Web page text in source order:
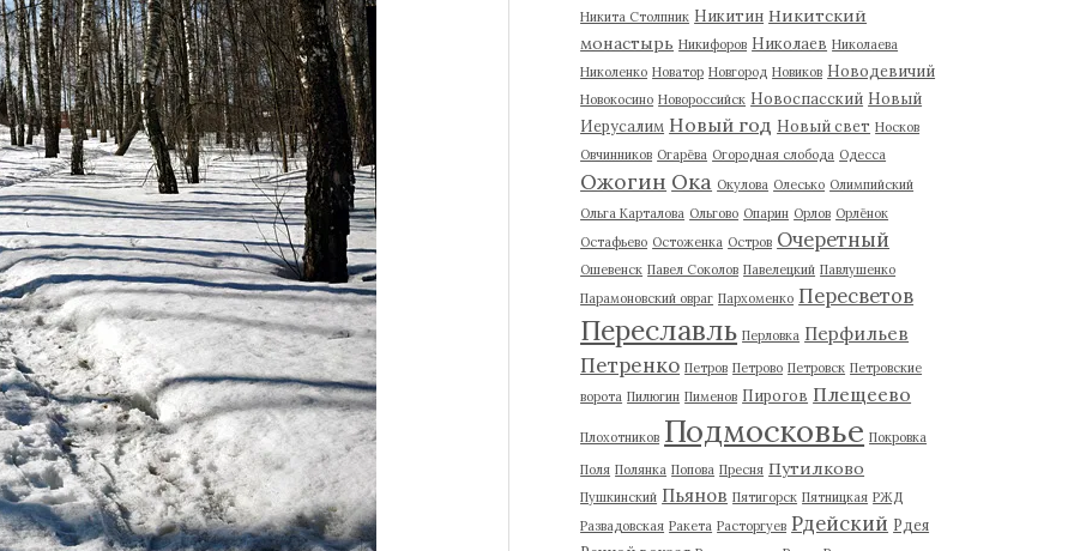
Никита Столпник Никитин Никитский
монастырь Никифоров Николаев Николаева
Николенко Новатор Новгород Новиков Новодевичий
Новокосино Новороссийск Новоспасский Новый
Иерусалим Новый год Новый свет Носков
Овчинников Огарёва Огородная слобода Одесса
Ожогин Ока Окулова Олесько Олимпийский
Ольга Карталова Ольгово Опарин Орлов Орлёнок
Остафьево Остоженка Остров Очеретный
Ошевенск Павел Соколов Павелецкий Павлушенко
Парамоновский овраг Пархоменко Пересветов
Переславль Перловка Перфильев
Петренко Петров Петрово Петровск Петровские
ворота Пилюгин Пименов Пирогов Плещеево
Плохотников Подмосковье Покровка
Поля Полянка Попова Пресня Путилково
Пушкинский Пьянов Пятигорск Пятницкая РЖД
Развадовская Ракета Расторгуев Рдейский Рдея